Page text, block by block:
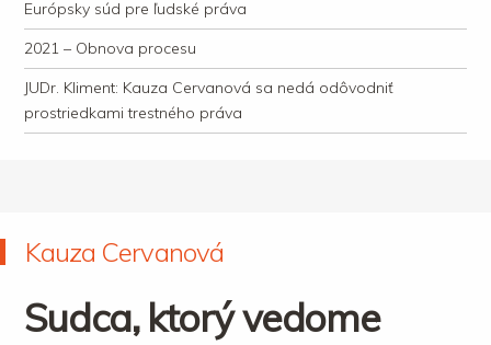
Európsky súd pre ľudské práva
2021 – Obnova procesu
JUDr. Kliment: Kauza Cervanová sa nedá odôvodniť
prostriedkami trestného práva
Kauza Cervanová
Sudca, ktorý vedome